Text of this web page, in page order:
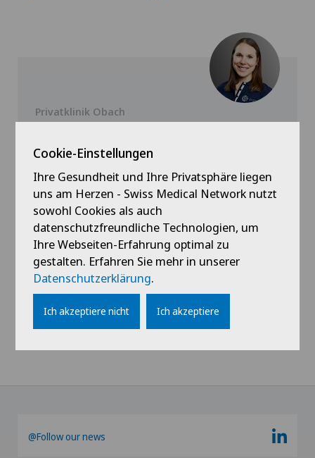
Privatklinik Obach
Profil ansehen
Alle anzeigen
@Follow our news
Cookie-Einstellungen
Ihre Gesundheit und Ihre Privatsphäre liegen
uns am Herzen - Swiss Medical Network nutzt
sowohl Cookies als auch
datenschutzfreundliche Technologien, um
Ihre Webseiten-Erfahrung optimal zu
gestalten. Erfahren Sie mehr in unserer
Datenschutzerklärung.
Ich akzeptiere nicht Ich akzeptiere